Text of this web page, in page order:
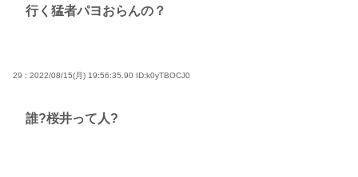
行く猛者パヨおらんの？
29 : 2022/08/15(月) 19:56:35.90 ID:k0yTBOCJ0
誰?桜井って人?